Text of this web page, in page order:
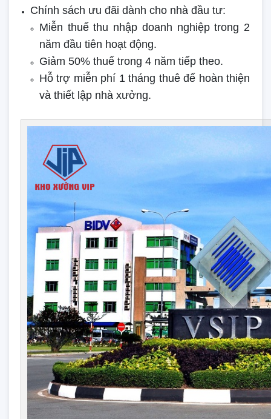
Chính sách ưu đãi dành cho nhà đầu tư:
Miễn thuế thu nhập doanh nghiệp trong 2
năm đầu tiên hoạt động.
Giảm 50% thuế trong 4 năm tiếp theo.
Hỗ trợ miễn phí 1 tháng thuê để hoàn thiện
và thiết lập nhà xưởng.